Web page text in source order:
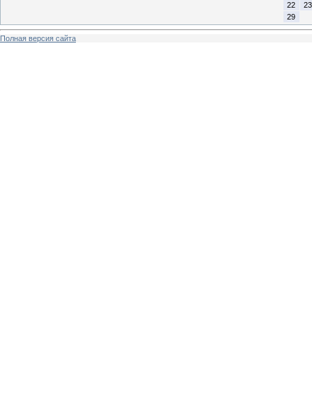
22
23
29
Полная версия сайта